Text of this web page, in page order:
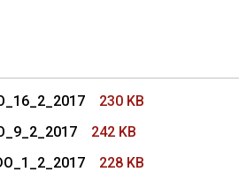
Superior
230 KB
242 KB
228 KB